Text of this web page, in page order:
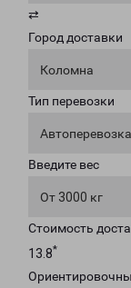
⇄
Город доставки
Коломна
Тип перевозки
Автоперевозка
Введите вес
От 3000 кг
Стоимость
13.8*